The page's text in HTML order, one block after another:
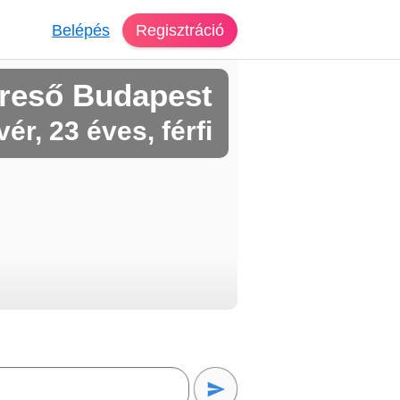
Belépés Regisztráció
Budapest
23 éves, férfi